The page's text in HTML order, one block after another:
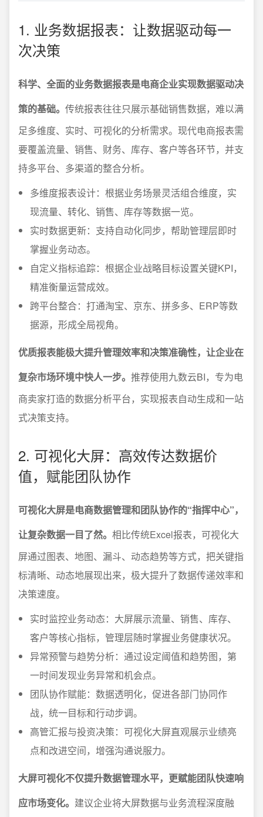
1. 业务数据报表：让数据驱动每一
次决策
科学、全面的业务数据报表是电商企业实现数据驱动决
策的基础。 传统报表往往只展示基础销售数据，难以满
足多维度、实时、可视化的分析需求。现代电商报表需
要覆盖流量、销售、财务、库存、客户等各环节，并支
持多平台、多渠道的整合分析。
多维度报表设计：根据业务场景灵活组合维度，实
现流量、转化、销售、库存等数据一览。
实时数据更新：支持自动化同步，帮助管理层即时
掌握业务动态。
自定义指标追踪：根据企业战略目标设置关键KPI，
精准衡量运营成效。
跨平台整合：打通淘宝、京东、拼多多、ERP等数
据源，形成全局视角。
优质报表能极大提升管理效率和决策准确性，让企业在
复杂市场环境中快人一步。 推荐使用九数云BI，专为电
商卖家打造的数据分析平台，实现报表自动生成和一站
式决策支持。
2. 可视化大屏：高效传达数据价
值，赋能团队协作
可视化大屏是电商数据管理和团队协作的“指挥中心”，
让复杂数据一目了然。 相比传统Excel报表，可视化大
屏通过图表、地图、漏斗、动态趋势等方式，把关键指
标清晰、动态地展现出来，极大提升了数据传递效率和
决策速度。
实时监控业务动态：大屏展示流量、销售、库存、
客户等核心指标，管理层随时掌握业务健康状况。
异常预警与趋势分析：通过设定阈值和趋势图，第
一时间发现业务异常和机会点。
团队协作赋能：数据透明化，促进各部门协同作
战，统一目标和行动步调。
高管汇报与投资决策：可视化大屏直观展示业绩亮
点和改进空间，增强沟通说服力。
大屏可视化不仅提升数据管理水平，更赋能团队快速响
应市场变化。 建议企业将大屏数据与业务流程深度融